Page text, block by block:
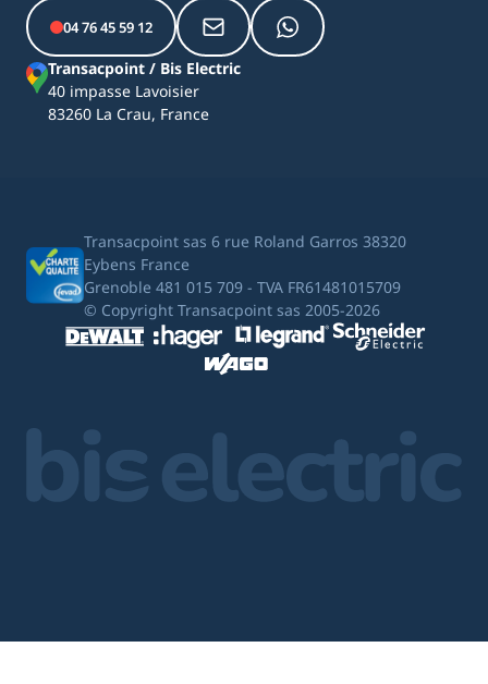
04 76 45 59 12
Transacpoint / Bis Electric
40 impasse Lavoisier
83260 La Crau, France
Transacpoint sas 6 rue Roland Garros 38320
Eybens France
Grenoble 481 015 709 - TVA FR61481015709
© Copyright Transacpoint sas 2005-2026